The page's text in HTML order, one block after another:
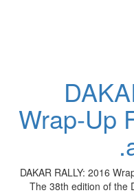
Wrap-Up
DAKAR RALLY: 2016
The 38th edition of